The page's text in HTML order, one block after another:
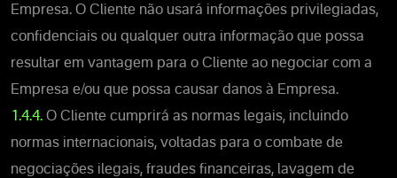
Empresa. O Cliente não usará informações privilegiadas,
confidenciais ou qualquer outra informação que possa
resultar em vantagem para o Cliente ao negociar com a
Empresa e/ou que possa causar danos à Empresa.
1.4.4. O Cliente cumprirá as normas legais, incluindo
normas internacionais, voltadas para o combate de
negociações ilegais, fraudes financeiras, lavagem de